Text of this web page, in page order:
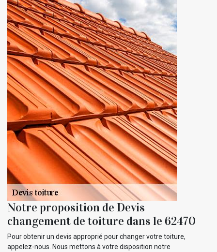
Notre proposition de Devis
changement de toiture dans le 62470
Pour obtenir un devis approprié pour changer votre toiture,
appelez-nous. Nous mettons à votre disposition notre